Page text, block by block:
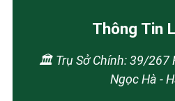
Thông Tin
🏛️ Trụ Sở Chính: 39/267
Ngọc Hà -